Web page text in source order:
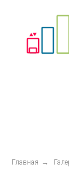
Главная →